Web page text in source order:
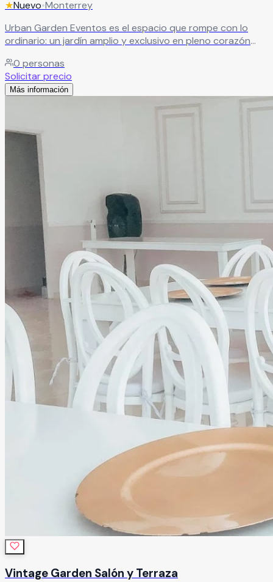
★Nuevo•Monterrey
Urban Garden Eventos es el espacio que rompe con lo
ordinario: un jardín amplio y exclusivo en pleno corazón
comodidad y sofisticación de la ciudad.
0 personas
Solicitar precio
Más información
Vintage Garden Salón y Terraza